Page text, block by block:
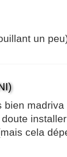
un
cela